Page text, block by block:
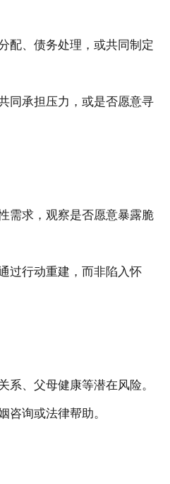
配、债务处理，或共同制定
同承担压力，或是否愿意寻
需求，观察是否愿意暴露脆
过行动重建，而非陷入怀
系、父母健康等潜在风险。
咨询或法律帮助。